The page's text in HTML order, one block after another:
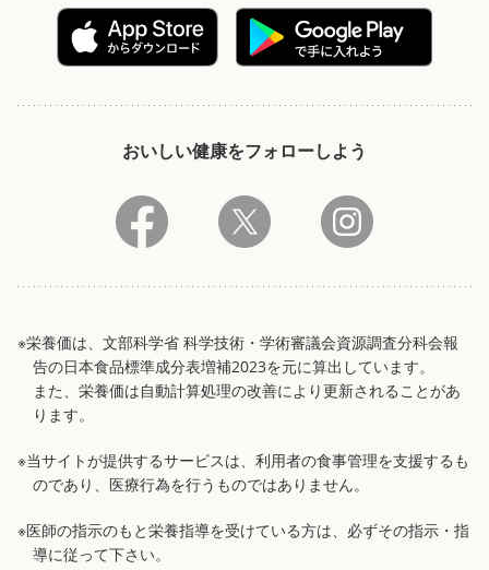
おいしい健康をフォローしよう
※栄養価は、文部科学省 科学技術・学術審議会資源調査分科会報
告の日本食品標準成分表増補2023を元に算出しています。
また、栄養価は自動計算処理の改善により更新されることがあ
ります。
※当サイトが提供するサービスは、利用者の食事管理を支援するも
のであり、医療行為を行うものではありません。
※医師の指示のもと栄養指導を受けている方は、必ずその指示・指
導に従って下さい。